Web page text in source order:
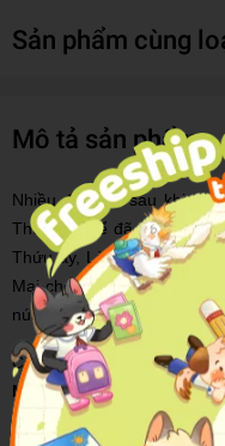
Sản phẩm cùng
Mô tả sản phẩm
Nhiều độc giả sau khi
Thứu có thể đã đặt ra
Thứu ấy, Làng Mai đã
Mai chọn có thể là con
núi Thứu hay không?
Câu trả lời có thể tìm
Nhìn Núi Thứu
mà bạn
Tràng Mai Thôn) đã học